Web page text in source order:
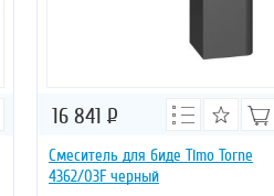
Смеситель для биде Timo Torne
4362/03F черный
16 841 Р